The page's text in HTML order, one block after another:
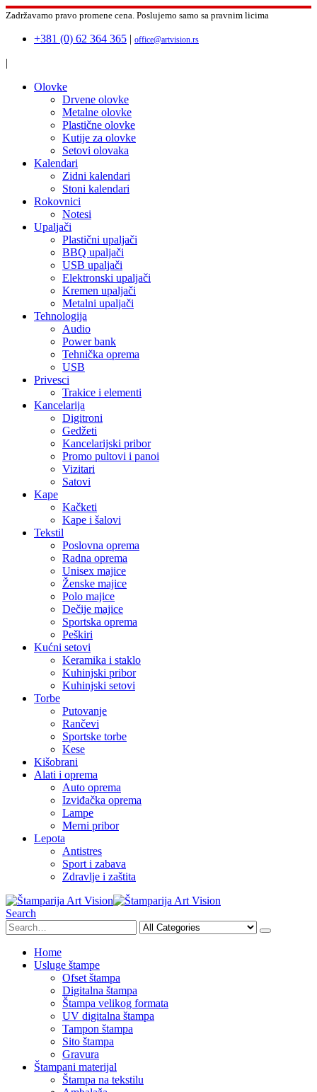
Zadržavamo pravo promene cena. Poslujemo samo sa pravnim licima
+381 (0) 62 364 365 | office@artvision.rs
|
Olovke
Drvene olovke
Metalne olovke
Plastične olovke
Kutije za olovke
Setovi olovaka
Kalendari
Zidni kalendari
Stoni kalendari
Rokovnici
Notesi
Upaljači
Plastični upaljači
BBQ upaljači
USB upaljači
Elektronski upaljači
Kremen upaljači
Metalni upaljači
Tehnologija
Audio
Power bank
Tehnička oprema
USB
Privesci
Trakice i elementi
Kancelarija
Digitroni
Gedžeti
Kancelarijski pribor
Promo pultovi i panoi
Vizitari
Satovi
Kape
Kačketi
Kape i šalovi
Tekstil
Poslovna oprema
Radna oprema
Unisex majice
Ženske majice
Polo majice
Dečije majice
Sportska oprema
Peškiri
Kućni setovi
Keramika i staklo
Kuhinjski pribor
Kuhinjski setovi
Torbe
Putovanje
Rančevi
Sportske torbe
Kese
Kišobrani
Alati i oprema
Auto oprema
Izviđačka oprema
Lampe
Merni pribor
Lepota
Antistres
Sport i zabava
Zdravlje i zaštita
Search
Home
Usluge štampe
Ofset štampa
Digitalna štampa
Štampa velikog formata
UV digitalna štampa
Tampon štampa
Sito štampa
Gravura
Štampani materijal
Štampa na tekstilu